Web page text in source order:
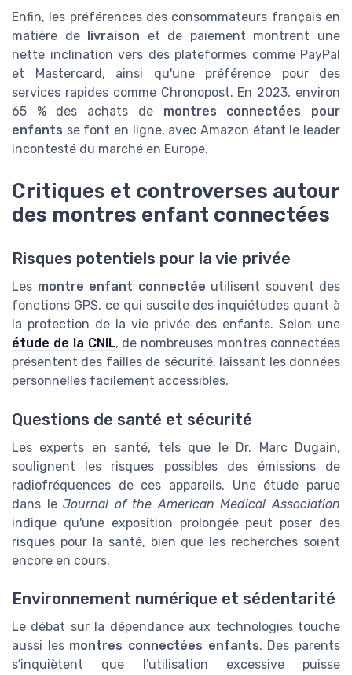
Enfin, les préférences des consommateurs français en
matière de livraison et de paiement montrent une
nette inclination vers des plateformes comme PayPal
et Mastercard, ainsi qu'une préférence pour des
services rapides comme Chronopost. En 2023, environ
65 % des achats de montres connectées pour
enfants se font en ligne, avec Amazon étant le leader
incontesté du marché en Europe.
Critiques et controverses autour
des montres enfant connectées
Risques potentiels pour la vie privée
Les montre enfant connectée utilisent souvent des
fonctions GPS, ce qui suscite des inquiétudes quant à
la protection de la vie privée des enfants. Selon une
étude de la CNIL, de nombreuses montres connectées
présentent des failles de sécurité, laissant les données
personnelles facilement accessibles.
Questions de santé et sécurité
Les experts en santé, tels que le Dr. Marc Dugain,
soulignent les risques possibles des émissions de
radiofréquences de ces appareils. Une étude parue
dans leJournal of the American Medical Association
indique qu'une exposition prolongée peut poser des
risques pour la santé, bien que les recherches soient
encore en cours.
Environnement numérique et sédentarité
Le débat sur la dépendance aux technologies touche
aussi les montres connectées enfants. Des parents
s'inquiètent que l'utilisation excessive puisse